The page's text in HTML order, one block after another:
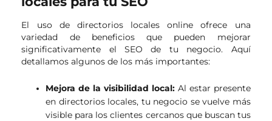
El uso de directorios locales online ofrece una
variedad de beneficios que pueden mejorar
significativamente el SEO de tu negocio. Aquí
detallamos algunos de los más importantes:
Mejora de la visibilidad local:Al estar presente
en directorios locales, tu negocio se vuelve más
visible para los clientes cercanos que buscan tus